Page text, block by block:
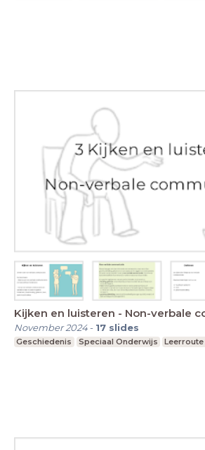
Kijken en luisteren - Non-verbale
November 2024- 17 slides
Geschiedenis Speciaal Onderwijs